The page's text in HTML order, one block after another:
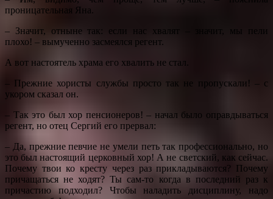
проницательная Яна.
– Значит, отныне так: если нас хвалят – значит, мы пели
плохо! – вымученно засмеялся регент.
А вот настоятель храма его хвалить не стал.
– Прежние хористы службы просто так не пропускали! – с
укором сказал он.
– Так это был хор пенсионеров! – начал было оправдываться
регент, но отец Сергий его прервал:
– Да, прежние певчие не умели петь так профессионально, но
это был настоящий церковный хор! А не светский, как сейчас.
Почему твои ко кресту через раз прикладываются? Почему
причащаться не ходят? Ты сам-то когда в последний раз к
причастию подходил? Чтобы наладить дисциплину, надо